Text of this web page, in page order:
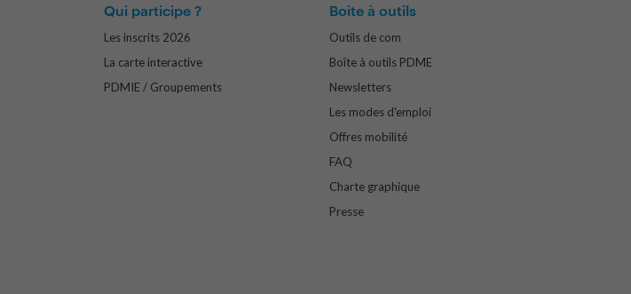
Qui participe ?
Les inscrits 2026
La carte interactive
PDMIE / Groupements
Boite à outils
Outils de com
Boîte à outils PDME
Newsletters
Les modes d'emploi
Offres mobilité
FAQ
Charte graphique
Presse